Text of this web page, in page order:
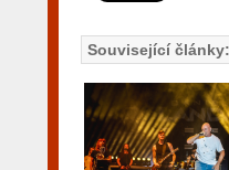
Související články: